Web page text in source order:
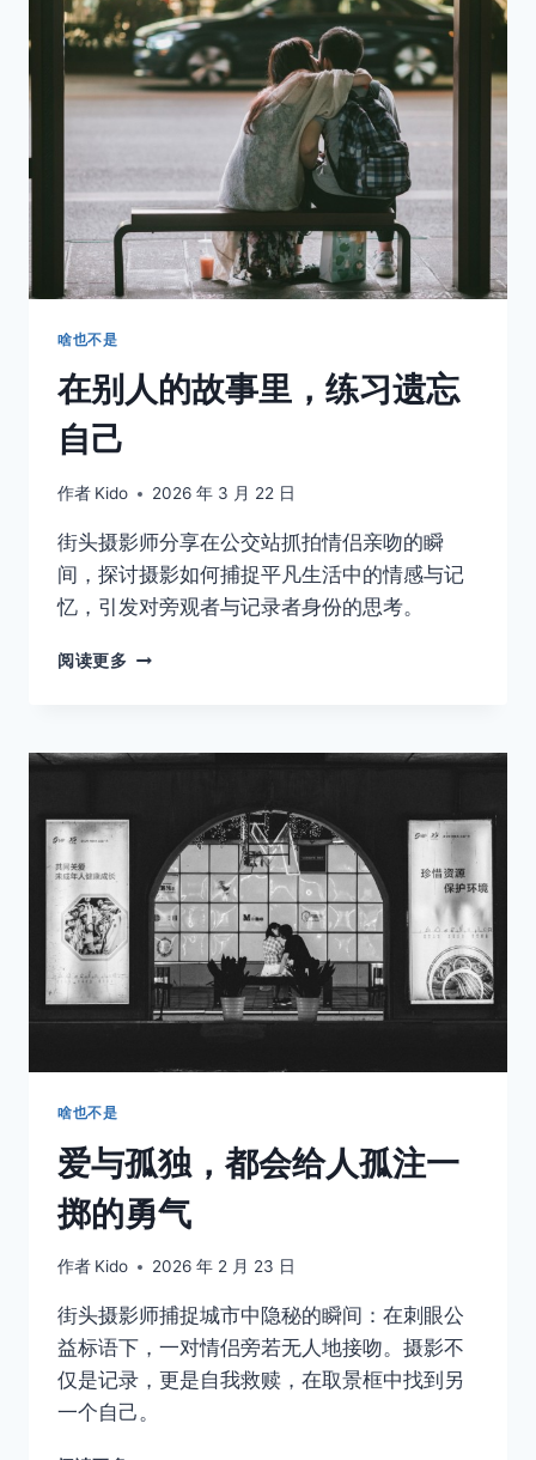
声
笑，
是
我
见
面
的
反
抗
啥也不是
在别人的故事里，练习遗忘
自己
作者 Kido 2026 年 3 月 22 日
街头摄影师分享在公交站抓拍情侣亲吻的瞬
间，探讨摄影如何捕捉平凡生活中的情感与记
忆，引发对旁观者与记录者身份的思考。
阅读更多
故
遗
啥也不是
爱与孤独，都会给人孤注一
掷的勇气
作者 Kido 2026 年 2 月 23 日
街头摄影师捕捉城市中隐秘的瞬间：在刺眼公
益标语下，一对情侣旁若无人地接吻。摄影不
仅是记录，更是自我救赎，在取景框中找到另
一个自己。